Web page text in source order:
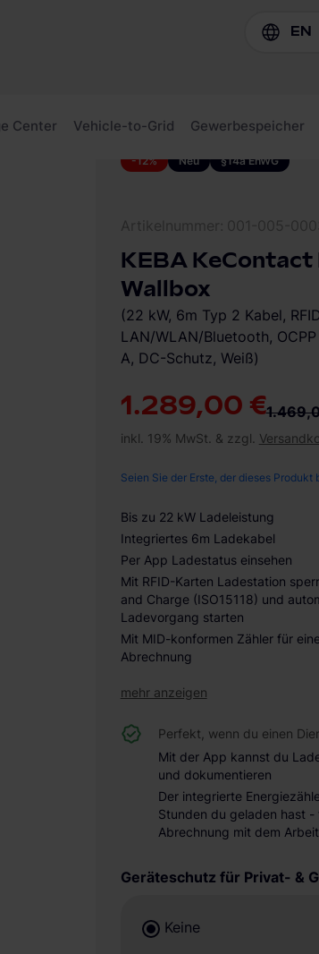
-12% Neu §14a EnWG
1.289,00 €
inkl. 19% MwSt. & zzgl.
Seien Sie der Erste, der dieses Produkt
Bis zu 22 kW Ladeleistung
Integriertes 6m Ladekabel
Per App Ladestatus einsehen
Mit RFID-Karten Ladestation
and Charge (ISO15118) und
Ladevorgang starten
Mit MID-konformen Zähler für
Abrechnung
mehr anzeigen
Geräteschutz für Privat- &
Keine
KEBA KeContact
Wallbox
(22 kW, 6m Typ 2 Kabel,
LAN/WLAN/Bluetooth,
A, DC-Schutz, Weiß)
Perfekt, wenn du einen
Mit der App kannst du
und dokumentieren
Der integrierte
Stunden du geladen hast
Abrechnung mit dem